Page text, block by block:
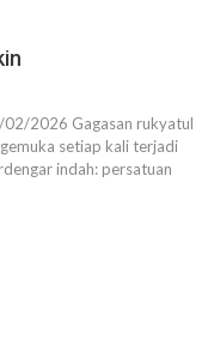
02/2026 Gagasan rukyatul
setiap kali terjadi
indah: persatuan